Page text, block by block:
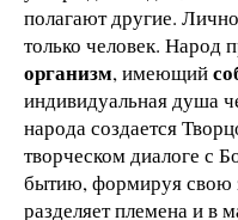
полагают другие.
только человек. Народ
организм, имеющий
индивидуальная душа
народа создается
творческом диалоге с
бытию, формируя
разделяет племена и в